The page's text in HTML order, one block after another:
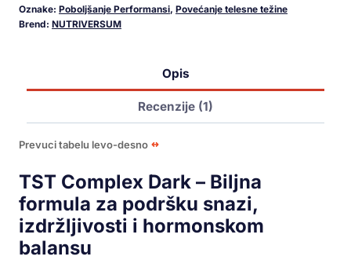
Oznake: Poboljšanje Performansi, Povećanje telesne težine
Brend: NUTRIVERSUM
Opis
Recenzije (1)
Prevuci tabelu levo-desno
TST Complex Dark – Biljna
formula za podršku snazi,
izdržljivosti i hormonskom
balansu